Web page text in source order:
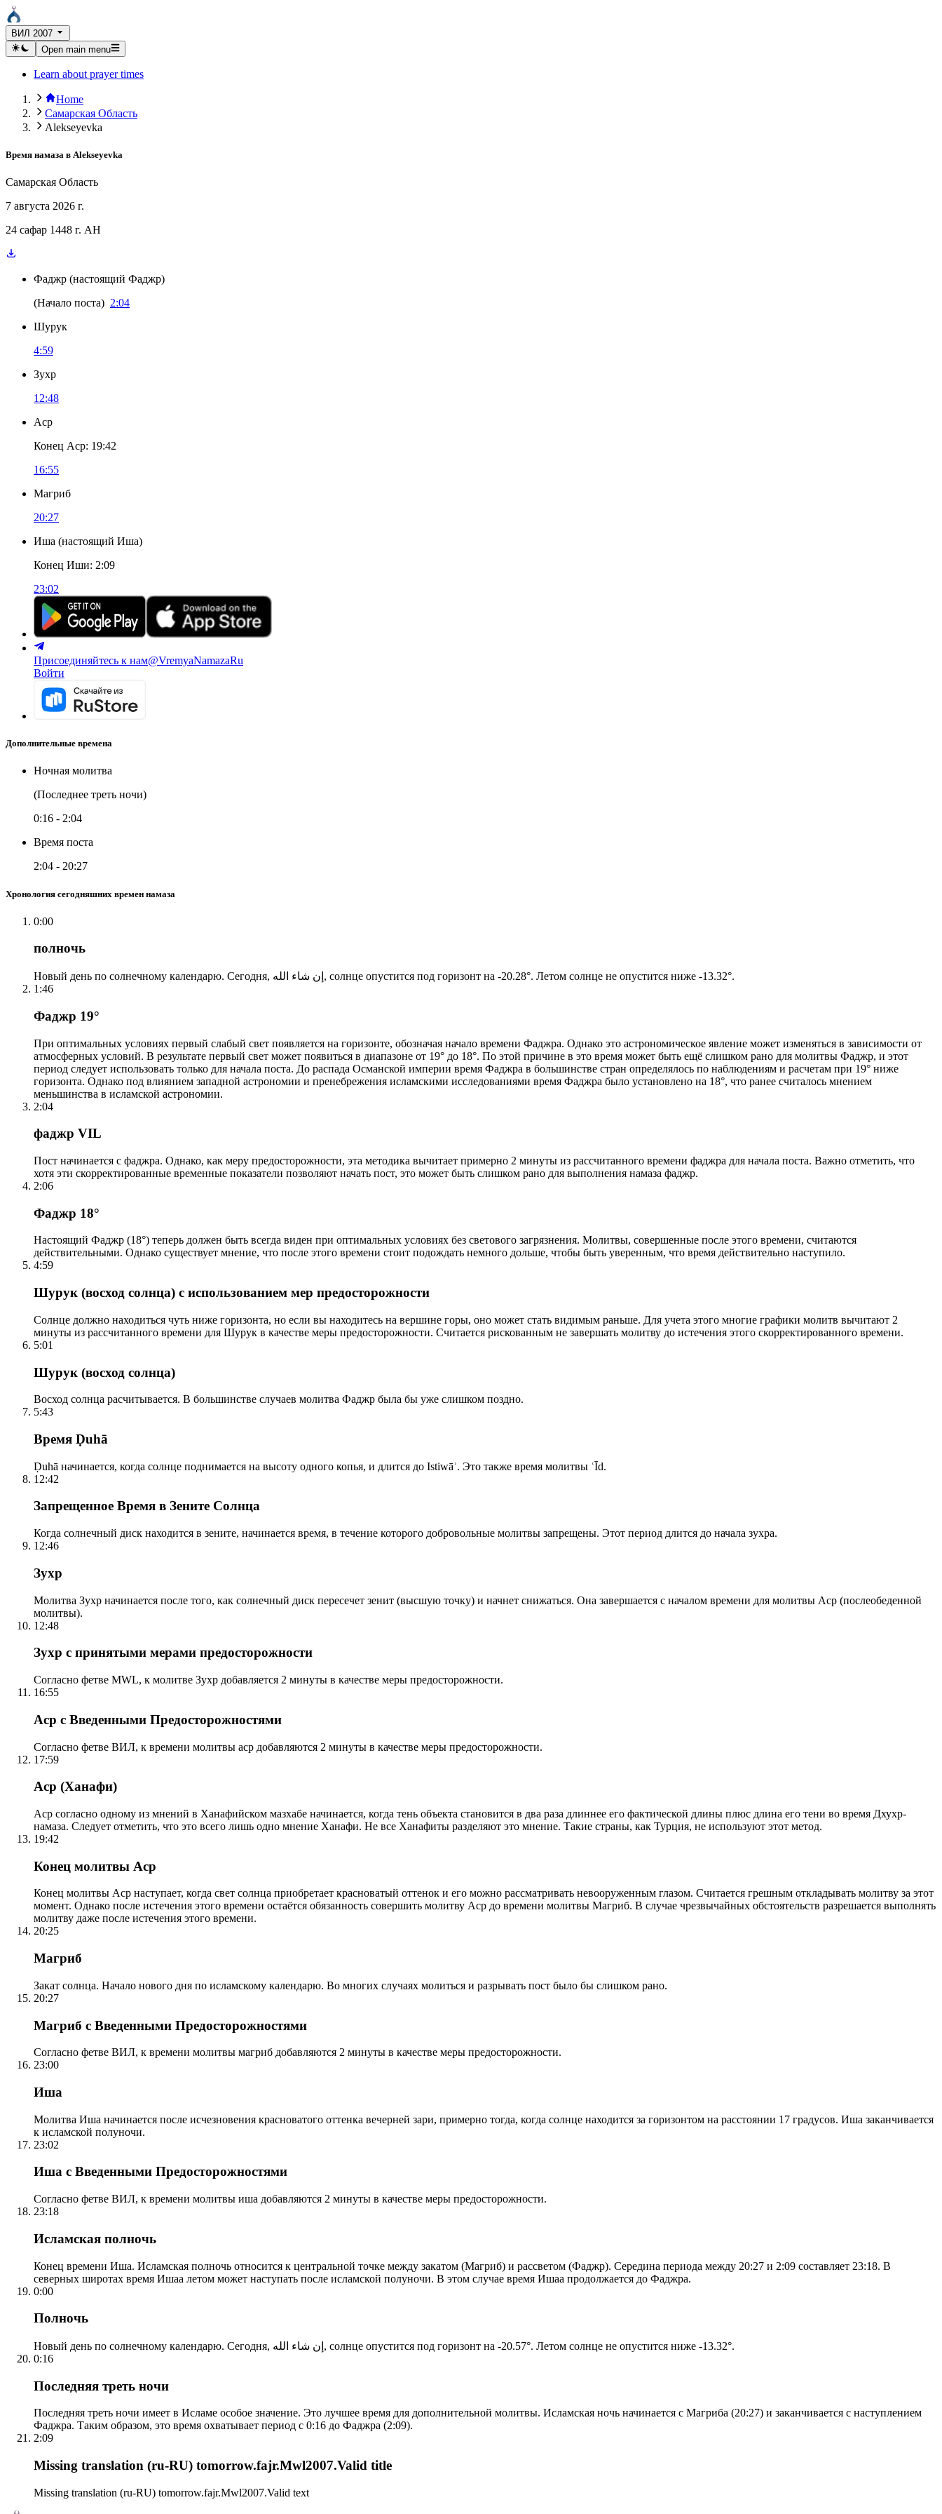
ВИЛ 2007
Open main menu
Learn about prayer times
Home
Самарская Область
Alekseyevka
Время намаза в Alekseyevka
Самарская Область
7 августа 2026 г.
24 сафар 1448 г. AH
Фаджр (настоящий Фаджр)
(Начало поста) 2:04
Шурук
4:59
Зухр
12:48
Аср
Конец Аср: 19:42
16:55
Магриб
20:27
Иша (настоящий Иша)
Конец Иши: 2:09
23:02
Присоединяйтесь к нам@VremyaNamazaRu
Войти
Дополнительные времена
Ночная молитва
(Последнее треть ночи)
0:16 - 2:04
Время поста
2:04 - 20:27
Хронология сегодняшних времен намаза
0:00
полночь
Новый день по солнечному календарю. Сегодня, إن شاء الله, солнце опустится под горизонт на -20.28°. Летом солнце не опустится ниже -13.32°.
1:46
Фаджр 19°
При оптимальных условиях первый слабый свет появляется на горизонте, обозначая начало времени Фаджра. Однако это астрономическое явление может изменяться в зависимости от
атмосферных условий. В результате первый свет может появиться в диапазоне от 19° до 18°. По этой причине в это время может быть ещё слишком рано для молитвы Фаджр, и этот
период следует использовать только для начала поста. До распада Османской империи время Фаджра в большинстве стран определялось по наблюдениям и расчетам при 19° ниже
горизонта. Однако под влиянием западной астрономии и пренебрежения исламскими исследованиями время Фаджра было установлено на 18°, что ранее считалось мнением
меньшинства в исламской астрономии.
2:04
фаджр VIL
Пост начинается с фаджра. Однако, как меру предосторожности, эта методика вычитает примерно 2 минуты из рассчитанного времени фаджра для начала поста. Важно отметить, что
хотя эти скорректированные временные показатели позволяют начать пост, это может быть слишком рано для выполнения намаза фаджр.
2:06
Фаджр 18°
Настоящий Фаджр (18°) теперь должен быть всегда виден при оптимальных условиях без светового загрязнения. Молитвы, совершенные после этого времени, считаются
действительными. Однако существует мнение, что после этого времени стоит подождать немного дольше, чтобы быть уверенным, что время действительно наступило.
4:59
Шурук (восход солнца) с использованием мер предосторожности
Солнце должно находиться чуть ниже горизонта, но если вы находитесь на вершине горы, оно может стать видимым раньше. Для учета этого многие графики молитв вычитают 2
минуты из рассчитанного времени для Шурук в качестве меры предосторожности. Считается рискованным не завершать молитву до истечения этого скорректированного времени.
5:01
Шурук (восход солнца)
Восход солнца расчитывается. В большинстве случаев молитва Фаджр была бы уже слишком поздно.
5:43
Время Ḍuhā
Ḍuhā начинается, когда солнце поднимается на высоту одного копья, и длится до Istiwāʾ. Это также время молитвы ʿĪd.
12:42
Запрещенное Время в Зените Солнца
Когда солнечный диск находится в зените, начинается время, в течение которого добровольные молитвы запрещены. Этот период длится до начала зухра.
12:46
Зухр
Молитва Зухр начинается после того, как солнечный диск пересечет зенит (высшую точку) и начнет снижаться. Она завершается с началом времени для молитвы Аср (послеобеденной
молитвы).
12:48
Зухр с принятыми мерами предосторожности
Согласно фетве MWL, к молитве Зухр добавляется 2 минуты в качестве меры предосторожности.
16:55
Аср с Введенными Предосторожностями
Согласно фетве ВИЛ, к времени молитвы аср добавляются 2 минуты в качестве меры предосторожности.
17:59
Аср (Ханафи)
Аср согласно одному из мнений в Ханафийском мазхабе начинается, когда тень объекта становится в два раза длиннее его фактической длины плюс длина его тени во время Дхухр-
намаза. Следует отметить, что это всего лишь одно мнение Ханафи. Не все Ханафиты разделяют это мнение. Такие страны, как Турция, не используют этот метод.
19:42
Конец молитвы Аср
Конец молитвы Аср наступает, когда свет солнца приобретает красноватый оттенок и его можно рассматривать невооруженным глазом. Считается грешным откладывать молитву за этот
момент. Однако после истечения этого времени остаётся обязанность совершить молитву Аср до времени молитвы Магриб. В случае чрезвычайных обстоятельств разрешается выполнять
молитву даже после истечения этого времени.
20:25
Магриб
Закат солнца. Начало нового дня по исламскому календарю. Во многих случаях молиться и разрывать пост было бы слишком рано.
20:27
Магриб с Введенными Предосторожностями
Согласно фетве ВИЛ, к времени молитвы магриб добавляются 2 минуты в качестве меры предосторожности.
23:00
Иша
Молитва Иша начинается после исчезновения красноватого оттенка вечерней зари, примерно тогда, когда солнце находится за горизонтом на расстоянии 17 градусов. Иша заканчивается
к исламской полуночи.
23:02
Иша с Введенными Предосторожностями
Согласно фетве ВИЛ, к времени молитвы иша добавляются 2 минуты в качестве меры предосторожности.
23:18
Исламская полночь
Конец времени Иша. Исламская полночь относится к центральной точке между закатом (Магриб) и рассветом (Фаджр). Середина периода между 20:27 и 2:09 составляет 23:18. В
северных широтах время Ишаа летом может наступать после исламской полуночи. В этом случае время Ишаа продолжается до Фаджра.
0:00
Полночь
Новый день по солнечному календарю. Сегодня, إن شاء الله, солнце опустится под горизонт на -20.57°. Летом солнце не опустится ниже -13.32°.
0:16
Последняя треть ночи
Последняя треть ночи имеет в Исламе особое значение. Это лучшее время для дополнительной молитвы. Исламская ночь начинается с Магриба (20:27) и заканчивается с наступлением
Фаджра. Таким образом, это время охватывает период с 0:16 до Фаджра (2:09).
2:09
Missing translation (ru-RU) tomorrow.fajr.Mwl2007.Valid title
Missing translation (ru-RU) tomorrow.fajr.Mwl2007.Valid text